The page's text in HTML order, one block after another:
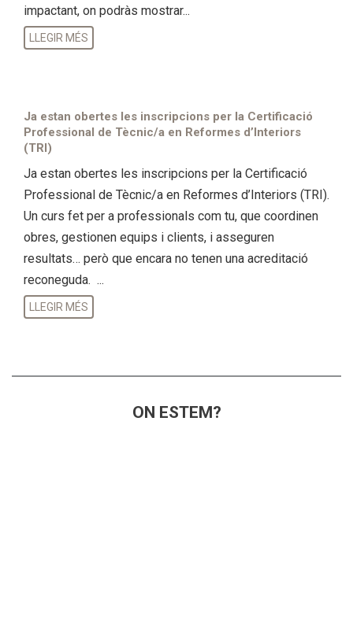
impactant, on podràs mostrar...
LLEGIR MÉS
Ja estan obertes les inscripcions per la Certificació
Professional de Tècnic/a en Reformes d’Interiors
(TRI)
Ja estan obertes les inscripcions per la Certificació
Professional de Tècnic/a en Reformes d’Interiors (TRI).
Un curs fet per a professionals com tu, que coordinen
obres, gestionen equips i clients, i asseguren
resultats… però que encara no tenen una acreditació
reconeguda. ...
LLEGIR MÉS
ON ESTEM?